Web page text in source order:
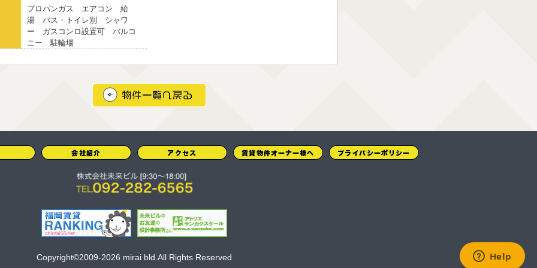
プロパンガス エアコン 給
湯 バス・トイレ別 シャワ
ー ガスコンロ設置可 バルコ
ニー 駐輪場
Copyright©2009-2026 mirai bld.All Rights Reserved